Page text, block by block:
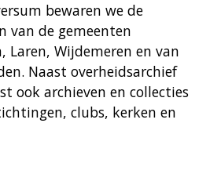
bewaren we de
van de gemeenten
Laren, Wijdemeren en van
Naast overheidsarchief
ook archieven en collecties
clubs, kerken en